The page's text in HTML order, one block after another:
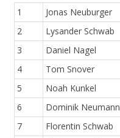
1
Jonas Neuburger
2
Lysander Schwab
3
Daniel Nagel
4
Tom Snover
5
Noah Kunkel
6
Dominik Neumann
7
Florentin Schwab